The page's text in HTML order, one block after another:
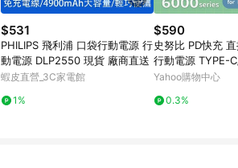
$531
PHILIPS 飛利浦 口袋行動電源 行
動電源 DLP2550 現貨 廠商直送
蝦皮直營_3C家電館
1%
$590
史努比 PD快充 直
行動電源 TYPE-
00series
Yahoo購物中心
0.3%